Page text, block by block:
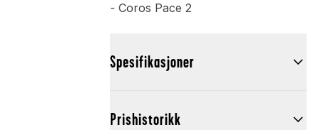
- Coros Pace 2
Spesifikasjoner
Prishistorikk